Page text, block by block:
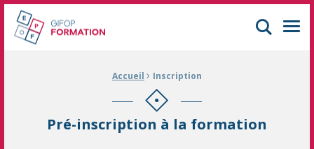
GIFOP Formation Centre de formation continue à Mulhouse
Accueil › Inscription
Pré-inscription à la formation